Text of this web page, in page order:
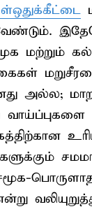
மற்றும்
அல்ல;
சமூக-